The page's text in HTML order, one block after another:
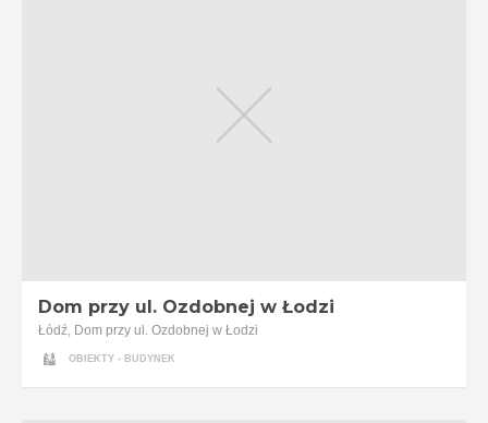
Dom przy ul. Ozdobnej w Łodzi
Łódź, Dom przy ul. Ozdobnej w Łodzi
OBIEKTY - BUDYNEK